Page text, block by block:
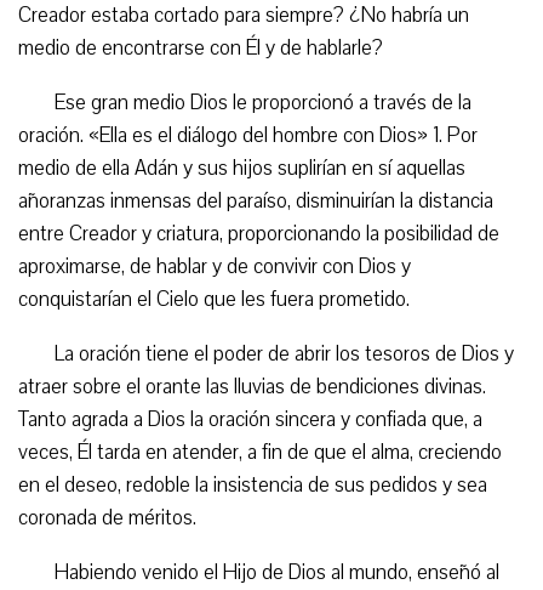
Creador estaba cortado para siempre? ¿No habría un
medio de encontrarse con Él y de hablarle?
Ese gran medio Dios le proporcionó a través de la
oración. «Ella es el diálogo del hombre con Dios» 1. Por
medio de ella Adán y sus hijos suplirían en sí aquellas
añoranzas inmensas del paraíso, disminuirían la distancia
entre Creador y criatura, proporcionando la posibilidad de
aproximarse, de hablar y de convivir con Dios y
conquistarían el Cielo que les fuera prometido.
La oración tiene el poder de abrir los tesoros de Dios y
atraer sobre el orante las lluvias de bendiciones divinas.
Tanto agrada a Dios la oración sincera y confiada que, a
veces, Él tarda en atender, a fin de que el alma, creciendo
en el deseo, redoble la insistencia de sus pedidos y sea
coronada de méritos.
Habiendo venido el Hijo de Dios al mundo, enseñó al